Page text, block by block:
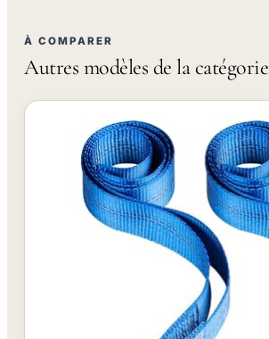
À COMPARER
Autres modèles de la catégorie